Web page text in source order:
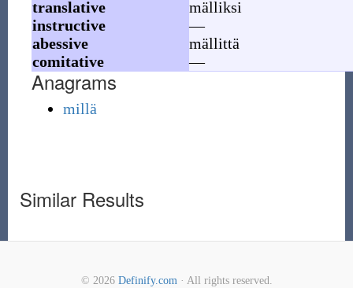
translative
mälliksi
instructive
—
abessive
mällittä
comitative
—
Anagrams
millä
Similar Results
© 2026 Definify.com· All rights reserved.